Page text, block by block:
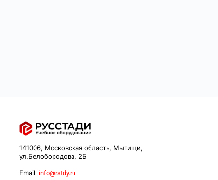
141006, Московская область, Мытищи,
ул.Белобородова, 2Б
Email: info@rstdy.ru